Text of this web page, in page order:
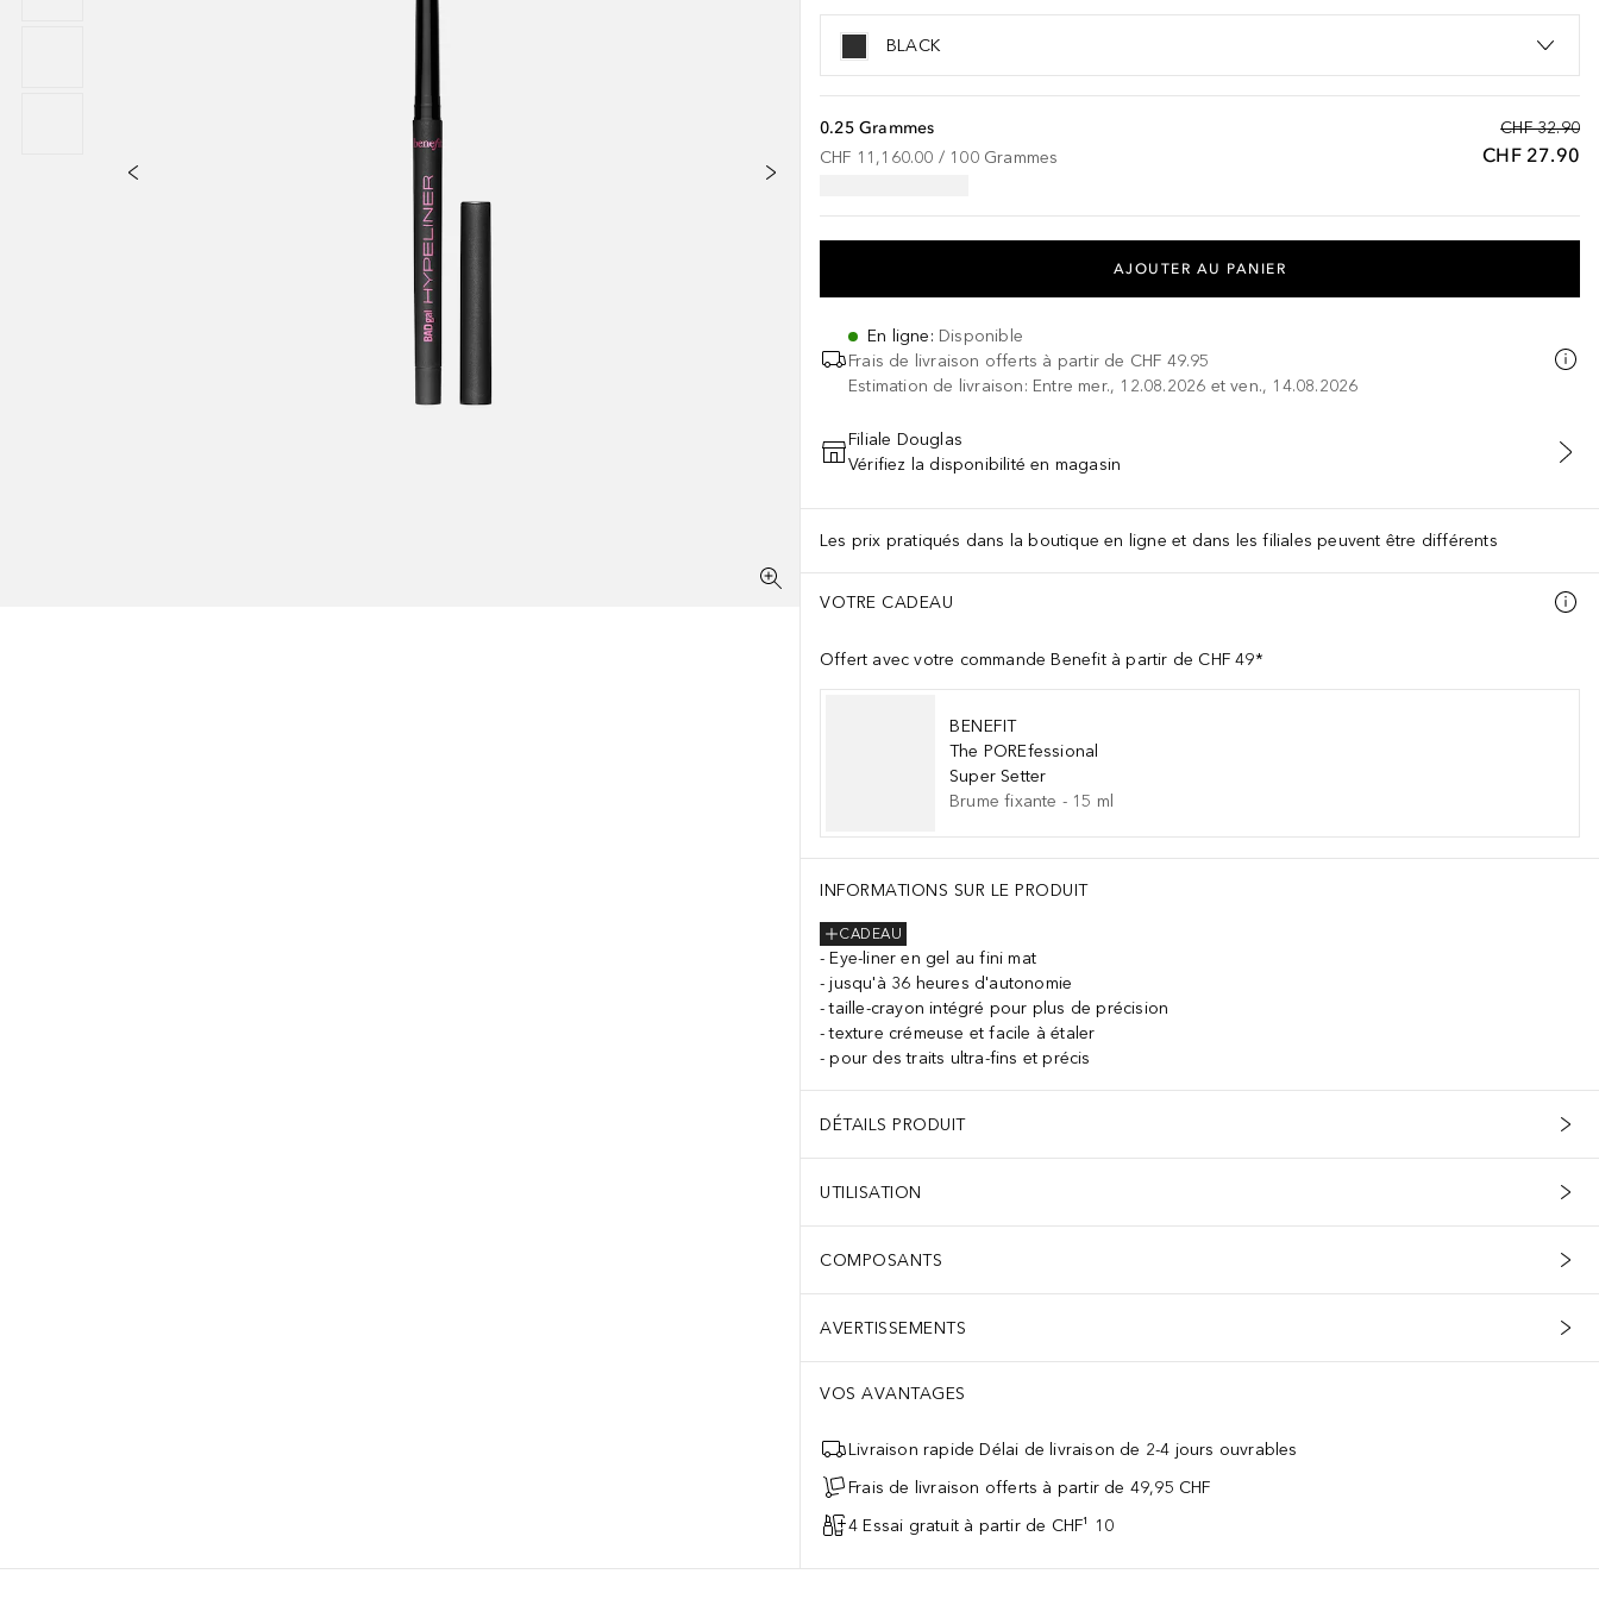
BLACK
CHF 32.90
CHF 27.90
0.25 Grammes
CHF 11,160.00 / 100 Grammes
AJOUTER AU PANIER
En ligne: Disponible
Frais de livraison offerts à partir de CHF 49.95
Estimation de livraison: Entre mer., 12.08.2026 et ven., 14.08.2026
Filiale Douglas
Vérifiez la disponibilité en magasin
Les prix pratiqués dans la boutique en ligne et dans les filiales peuvent être différents
VOTRE CADEAU
Offert avec votre commande Benefit à partir de CHF 49*
BENEFIT
The POREfessional
Super Setter
Brume fixante - 15 ml
INFORMATIONS SUR LE PRODUIT
CADEAU
Eye-liner en gel au fini mat
jusqu'à 36 heures d'autonomie
taille-crayon intégré pour plus de précision
texture crémeuse et facile à étaler
pour des traits ultra-fins et précis
DÉTAILS PRODUIT
UTILISATION
COMPOSANTS
AVERTISSEMENTS
VOS AVANTAGES
Livraison rapide Délai de livraison de 2-4 jours ouvrables
Frais de livraison offerts à partir de 49,95 CHF
4 Essai gratuit à partir de CHF¹ 10